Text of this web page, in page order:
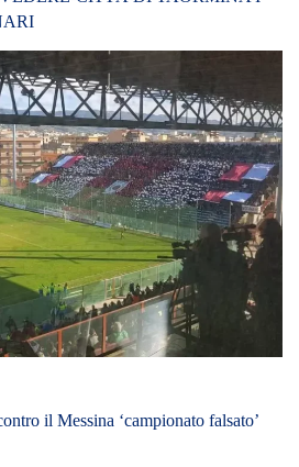
il Messina ‘campionato falsato’
A REPLY